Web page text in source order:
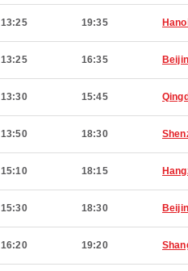
13:25 19:35
13:25 16:35
13:30 15:45
13:50 18:30
15:10 18:15
15:30 18:30
16:20 19:20